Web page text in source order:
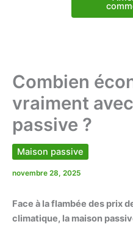
Combien
vraiment
passive ?
Maison passive
novembre 28, 2025
Face à la flambée des prix
climatique, la maison